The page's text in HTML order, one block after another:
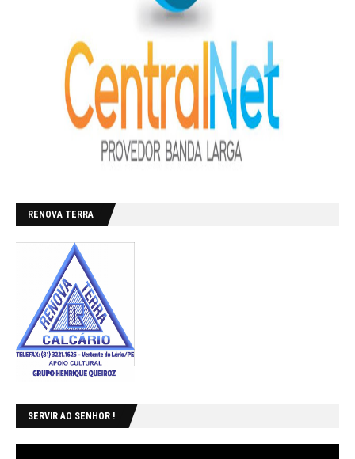
RENOVA TERRA
SERVIR AO SENHOR !